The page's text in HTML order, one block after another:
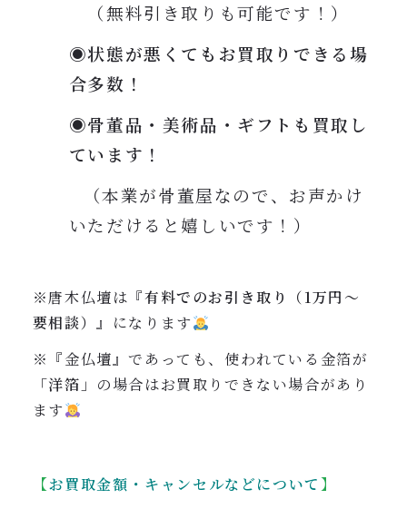
（無料引き取りも可能です！）
◉状態が悪くてもお買取りできる場
合多数！
◉骨董品・美術品・ギフトも買取し
ています！
（本業が骨董屋なので、お声かけ
いただけると嬉しいです！）
※唐木仏壇は『有料でのお引き取り（1万円〜
要相談）』になります
※『金仏壇』であっても、使われている金箔が
「洋箔」 の場合はお買取りできない場合があり
ます
【お買取金額・キャンセルなどについて】